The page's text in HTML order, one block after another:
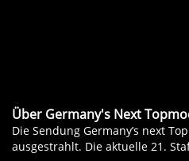
Über Germany's Next
Die Sendung Germany’s next
ausgestrahlt. Die aktuelle 21.